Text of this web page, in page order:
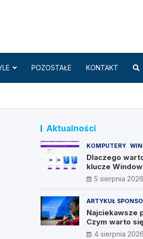
POZOSTAŁE KONTAKT
Aktualności
KOMPUTERY
Dlaczego
klucze
5 sierpnia 2026
ARTYKUŁ
Najciekawsze
Czym warto
4 sierpnia 2026